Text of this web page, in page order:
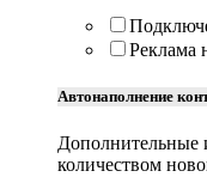
Реклама
Автонаполнение
Дополнительные
количеством